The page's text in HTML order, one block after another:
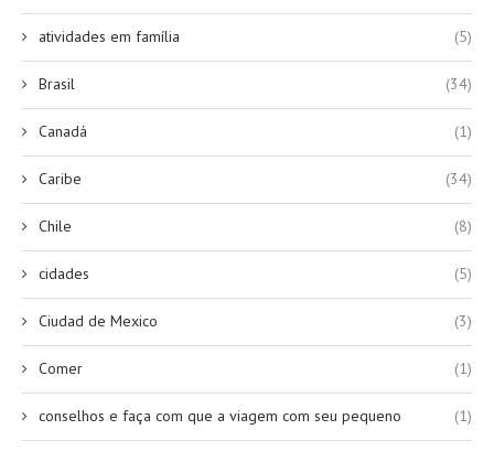
atividades em família (5)
Brasil (34)
Canadá (1)
Caribe (34)
Chile (8)
cidades (5)
Ciudad de Mexico (3)
Comer (1)
conselhos e faça com que a viagem com seu pequeno (1)